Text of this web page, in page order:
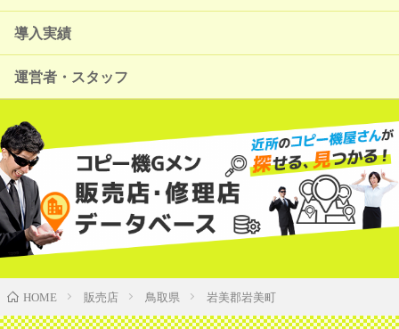
導入実績
運営者・スタッフ
HOME 販売店 鳥取県 岩美郡岩美町